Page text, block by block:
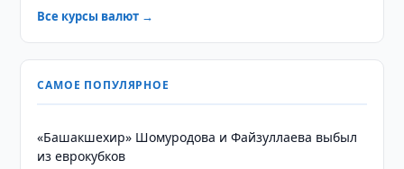
Все курсы валют →
САМОЕ ПОПУЛЯРНОЕ
«Башакшехир» Шомуродова и Файзуллаева выбыл
из еврокубков